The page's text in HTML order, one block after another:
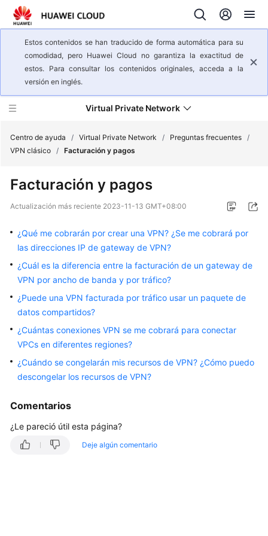
Estos contenidos se han traducido de forma automática para su
comodidad, pero Huawei Cloud no garantiza la exactitud de
estos. Para consultar los contenidos originales, acceda a la
versión en inglés.
Virtual Private Network
general
del
Pasos
Guía
del
usuario
Preguntas
frecuentes
Preguntas
General
Centro de ayuda / Virtual Private Network / Preguntas frecuentes /
VPN clásico / Facturación y pagos
Facturación y pagos
Actualización más reciente 2023-11-13 GMT+08:00
¿Qué me cobrarán por crear una VPN? ¿Se me cobrará por
las direcciones IP de gateway de VPN?
¿Cuál es la diferencia entre la facturación de un gateway de
VPN por ancho de banda y por tráfico?
¿Puede una VPN facturada por tráfico usar un paquete de
datos compartidos?
¿Cuántas conexiones VPN se me cobrará para conectar
VPCs en diferentes regiones?
¿Cuándo se congelarán mis recursos de VPN? ¿Cómo puedo
descongelar los recursos de VPN?
Comentarios
¿Le pareció útil esta página?
Deje algún comentario